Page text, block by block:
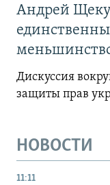
Андрей
Дискуссия
защиты прав
НОВОСТИ
11:11